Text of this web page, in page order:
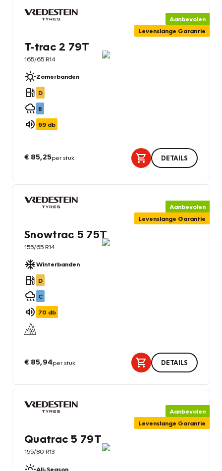
Aanbevolen
Levenslange Garantie
T-trac 2 79T
165/65 R14
Zomerbanden
D
B
69 db
€ 85,25per stuk DETAILS
Aanbevolen
Levenslange Garantie
Snowtrac 5 75T
155/65 R14
Winterbanden
D
C
70 db
€ 85,94per stuk DETAILS
Aanbevolen
Levenslange Garantie
Quatrac 5 79T
155/80 R13
All-Season